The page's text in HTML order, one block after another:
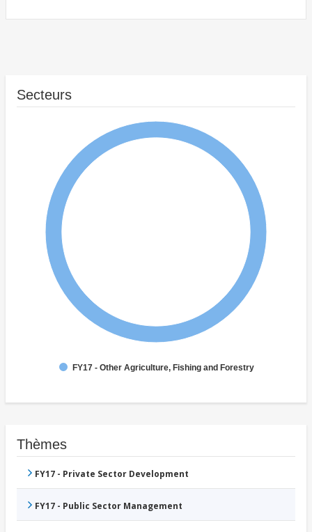
Secteurs
FY17 - Other Agriculture, Fishing and Forestry
Thèmes
FY17 - Private Sector Development
FY17 - Public Sector Management